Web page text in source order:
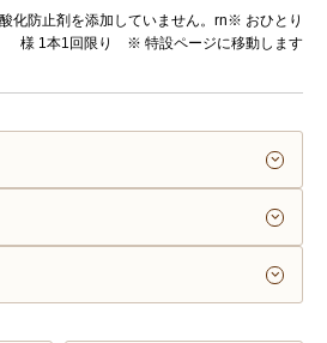
化防止剤を添加していません。rn※ おひとり
様 1本1回限り ※ 特設ページに移動します